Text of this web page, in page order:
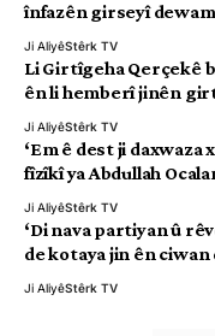
înfazên girseyî
Ji AliyêStêrk TV
Li Girtîgeha Qerçekê
ên li hemberî jinên
Ji AliyêStêrk TV
‘Em ê dest ji daxwaza
fîzîkî ya Abdullah
Ji AliyêStêrk TV
‘Di nava partiyan û
de kotaya jin ên ciwan
Ji AliyêStêrk TV